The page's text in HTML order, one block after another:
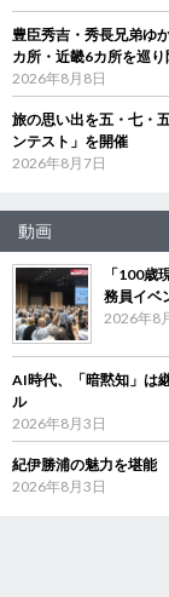
豊臣秀吉・秀長兄弟ゆ
カ所・近畿6カ所を巡
2026年8月8日
旅の思い出を五・七・
ンテスト」を開催
2026年8月7日
動画
「100
務員イベ
2026年8
AI時代、「暗黙知」は
ル
2026年8月3日
紀伊勝浦の魅力を堪能
2026年8月3日